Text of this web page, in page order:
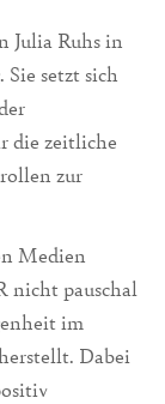
Julia Ruhs in
setzt sich
die zeitliche
zur
Medien
nicht pauschal
im
Dabei